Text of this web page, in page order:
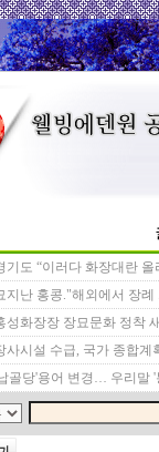
기도 “이러다 화장대란 올
지난 홍콩."해외에서 장례
성화장장 장묘문화 정착
사시설 수급, 국가 종합계
골당'용어 변경… 우리말 '